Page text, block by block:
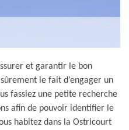
et garantir le bon
le fait d’engager un
fassiez une petite recherche
afin de pouvoir identifier le
habitez dans la Ostricourt